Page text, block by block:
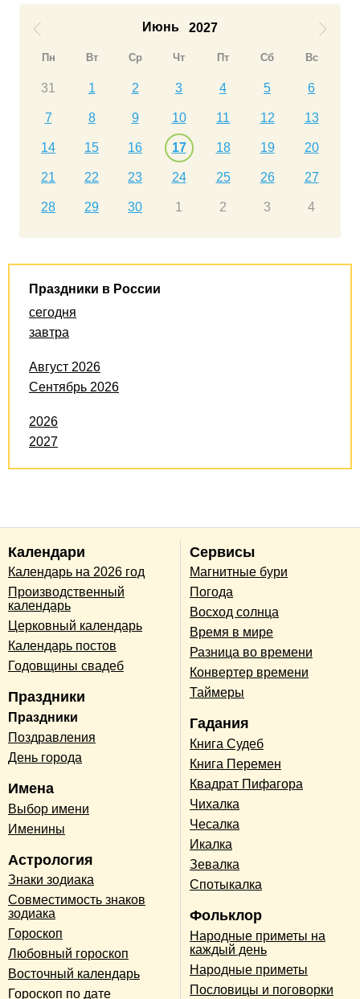
Июнь 2027
Пн Вт Ср Чт Пт Сб Вс
31 1 2 3 4 5 6
7 8 9 10 11 12 13
14 15 16 17 18 19 20
21 22 23 24 25 26 27
28 29 30 1 2 3 4
Праздники в России
сегодня
завтра
Август 2026
Сентябрь 2026
2026
2027
Календари
Календарь на 2026 год
Производственный
календарь
Церковный календарь
Календарь постов
Годовщины свадеб
Праздники
Праздники
Поздравления
День города
Имена
Выбор имени
Именины
Астрология
Знаки зодиака
Совместимость знаков
зодиака
Гороскоп
Любовный гороскоп
Восточный календарь
Гороскоп по дате
Сервисы
Магнитные бури
Погода
Восход солнца
Время в мире
Разница во времени
Конвертер времени
Таймеры
Гадания
Книга Судеб
Книга Перемен
Квадрат Пифагора
Чихалка
Чесалка
Икалка
Зевалка
Спотыкалка
Фольклор
Народные приметы на
каждый день
Народные приметы
Пословицы и поговорки